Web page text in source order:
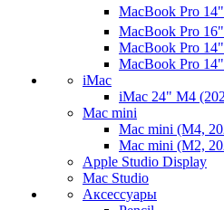
MacBook Pro
MacBook Pro
MacBook Pro
MacBook Pro
iMac
iMac 24" M4
Mac mini
Mac mini (M4,
Mac mini (M2,
Apple Studio Display
Mac Studio
Аксессуары